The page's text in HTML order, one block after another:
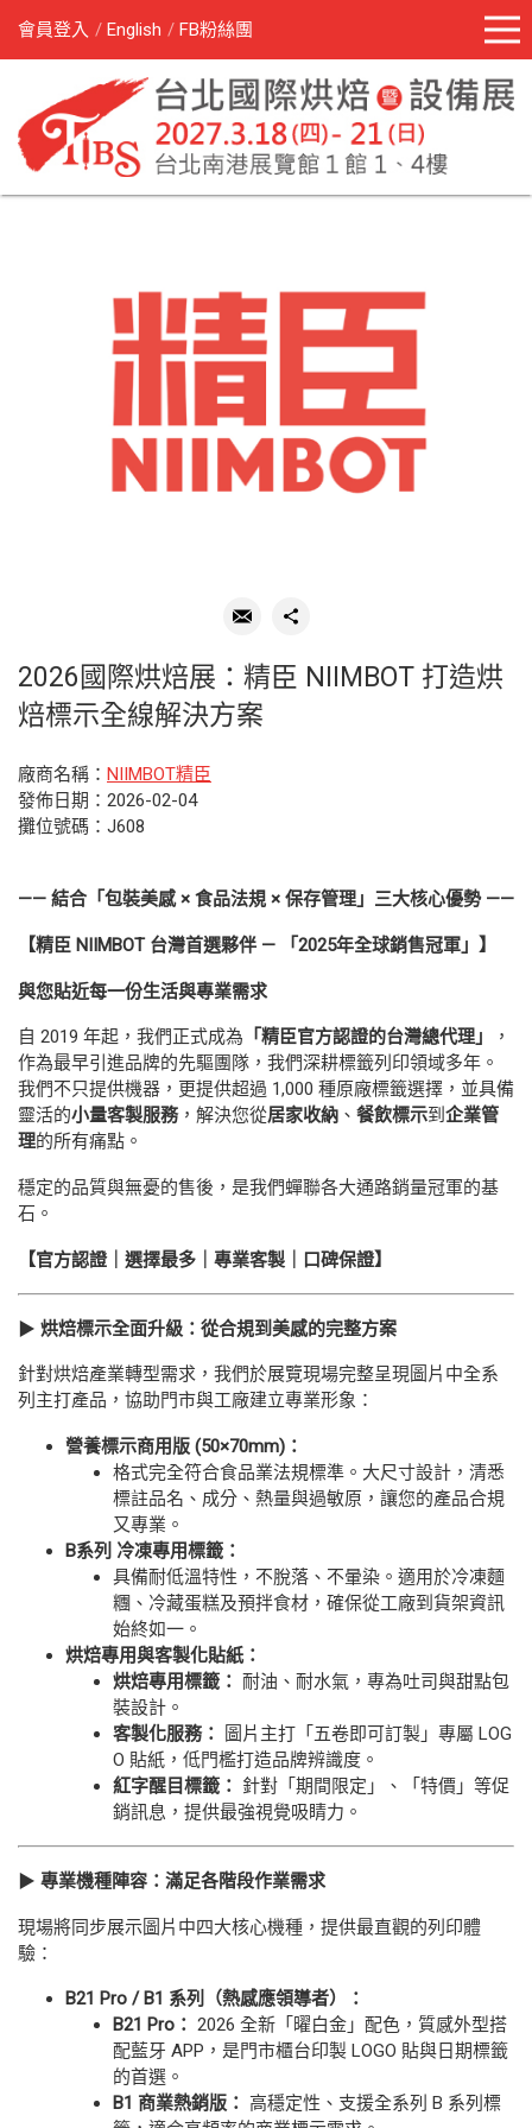
會員登入 English FB粉絲團
2026國際烘焙展：精臣 NIIMBOT 打造烘
焙標示全線解決方案
廠商名稱： NIIMBOT精臣
發佈日期：2026-02-04
攤位號碼：J608
—— 結合「包裝美感 × 食品法規 × 保存管理」三大核心優勢 ——
【精臣 NIIMBOT 台灣首選夥伴 — 「2025年全球銷售冠軍」】
與您貼近每一份生活與專業需求
自 2019 年起，我們正式成為 「精臣官方認證的台灣總代理」
，
作為最早引進品牌的先驅團隊，我們深耕標籤列印領域多年。
我們不只提供機器，更提供超過 1,000 種原廠標籤選擇，並具備
靈活的小量客製服務，解決您從居家收納 、 餐飲標示到 企業管
理的所有痛點。
穩定的品質與無憂的售後，是我們蟬聯各大通路銷量冠軍的基
石。
【官方認證｜選擇最多｜專業客製｜口碑保證】
▶ 烘焙標示全面升級：從合規到美感的完整方案
針對烘焙產業轉型需求，我們於展覽現場完整呈現圖片中全系
列主打產品，協助門市與工廠建立專業形象：
營養標示商用版 (50×70mm)：
格式完全符合食品業法規標準。大尺寸設計，清悉
標註品名、成分、熱量與過敏原，讓您的產品合規
又專業。
B系列 冷凍專用標籤：
具備耐低溫特性，不脫落、不暈染。適用於冷凍麵
糰、冷藏蛋糕及預拌食材，確保從工廠到貨架資訊
始終如一。
烘焙專用與客製化貼紙：
烘焙專用標籤： 耐油、耐水氣，專為吐司與甜點包
裝設計。
客製化服務：
圖片主打「五卷即可訂製」專屬 LOG
O 貼紙，低門檻打造品牌辨識度。
紅字醒目標籤： 針對「期間限定」、「特價」等促
銷訊息，提供最強視覺吸睛力。
▶ 專業機種陣容：滿足各階段作業需求
現場將同步展示圖片中四大核心機種，提供最直觀的列印體
驗：
B21 Pro / B1 系列（熱感應領導者）：
B21 Pro ： 2026 全新「曜白金」配色，質感外型搭
配藍牙 APP，是門市櫃台印製 LOGO 貼與日期標籤
的首選。
B1 商業熱銷版： 高穩定性、支援全系列 B 系列標